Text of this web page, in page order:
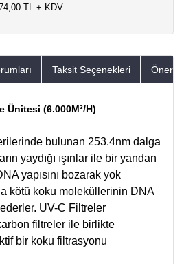
TL + KDV
Taksit Seçenekleri
Ünitesi (6.000M³/H)
bulunan 253.4nm dalga
yaydığı ışınlar ile bir yandan
yapısını bozarak yok
kötü koku moleküllerinin DNA
ederler. UV-C Filtreler
filtreler ile birlikte
bir koku filtrasyonu